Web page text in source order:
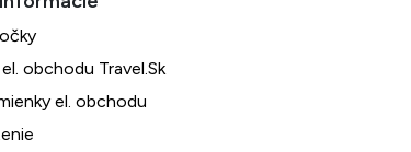
obchodu Travel.Sk
el. obchodu